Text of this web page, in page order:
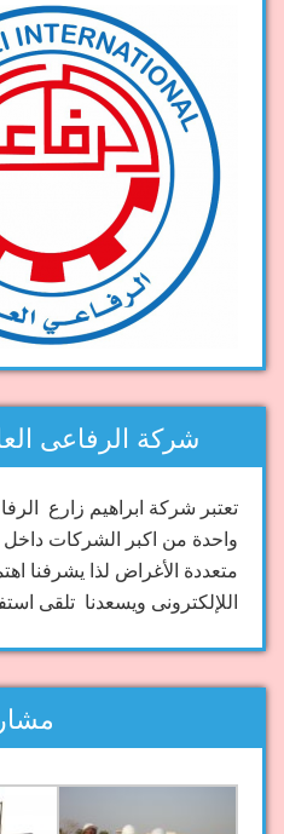
شركة الرفاعى
تعتبر شركة ابراهيم زارع
واحدة من اكبر الشركات داخل
متعددة الأغراض لذا يشرفنا
اللإلكترونى ويسعدنا تلقى